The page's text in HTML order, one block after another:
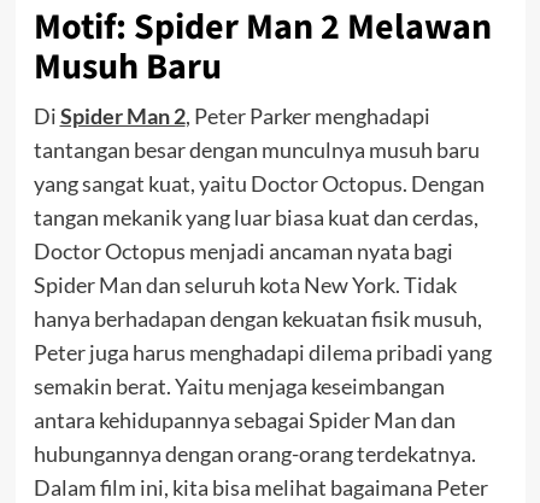
Motif: Spider Man 2 Melawan
Musuh Baru
DiSpider Man 2, Peter Parker menghadapi
tantangan besar dengan munculnya musuh baru
yang sangat kuat, yaitu Doctor Octopus. Dengan
tangan mekanik yang luar biasa kuat dan cerdas,
Doctor Octopus menjadi ancaman nyata bagi
Spider Man dan seluruh kota New York. Tidak
hanya berhadapan dengan kekuatan fisik musuh,
Peter juga harus menghadapi dilema pribadi yang
semakin berat. Yaitu menjaga keseimbangan
antara kehidupannya sebagai Spider Man dan
hubungannya dengan orang-orang terdekatnya.
Dalam film ini, kita bisa melihat bagaimana Peter